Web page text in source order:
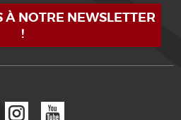
NOTRE NEWSLETTER
!